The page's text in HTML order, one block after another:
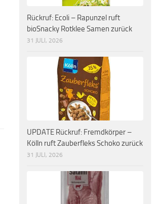
Rückruf: Ecoli – Rapunzel ruft
bioSnacky Rotklee Samen zurück
31 JULI, 2026
UPDATE Rückruf: Fremdkörper –
Kölln ruft Zauberfleks Schoko zurück
31 JULI, 2026